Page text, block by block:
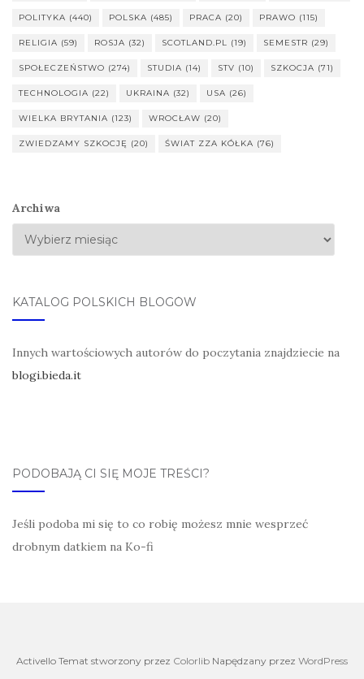
POLITYKA (440) POLSKA (485) PRACA (20) PRAWO (115)
RELIGIA (59) ROSJA (32) SCOTLAND.PL (19) SEMESTR (29)
SPOŁECZEŃSTWO (274) STUDIA (14) STV (10) SZKOCJA (71)
TECHNOLOGIA (22) UKRAINA (32) USA (26)
WIELKA BRYTANIA (123) WROCŁAW (20)
ZWIEDZAMY SZKOCJĘ (20) ŚWIAT ZZA KÓŁKA (76)
Archiwa
KATALOG POLSKICH BLOGÓW
Innych wartościowych autorów do poczytania znajdziecie na
blogi.bieda.it
PODOBAJĄ CI SIĘ MOJE TREŚCI?
Jeśli podoba mi się to co robię możesz mnie wesprzeć
drobnym datkiem na Ko-fi
Activello Temat stworzony przez Colorlib Napędzany przez WordPress